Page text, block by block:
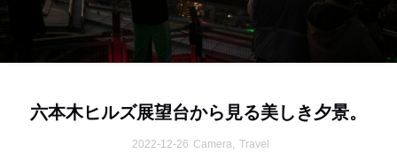
六本木ヒルズ展望台から見る美しき夕景。
2022-12-26 Camera Travel